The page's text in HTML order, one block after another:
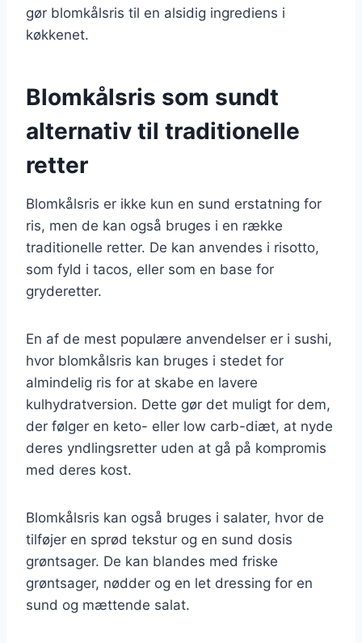
gør blomkålsris til en alsidig ingrediens i
køkkenet.
Blomkålsris som sundt
alternativ til traditionelle
retter
Blomkålsris er ikke kun en sund erstatning for
ris, men de kan også bruges i en række
traditionelle retter. De kan anvendes i risotto,
som fyld i tacos, eller som en base for
gryderetter.
En af de mest populære anvendelser er i sushi,
hvor blomkålsris kan bruges i stedet for
almindelig ris for at skabe en lavere
kulhydratversion. Dette gør det muligt for dem,
der følger en keto- eller low carb-diæt, at nyde
deres yndlingsretter uden at gå på kompromis
med deres kost.
Blomkålsris kan også bruges i salater, hvor de
tilføjer en sprød tekstur og en sund dosis
grøntsager. De kan blandes med friske
grøntsager, nødder og en let dressing for en
sund og mættende salat.